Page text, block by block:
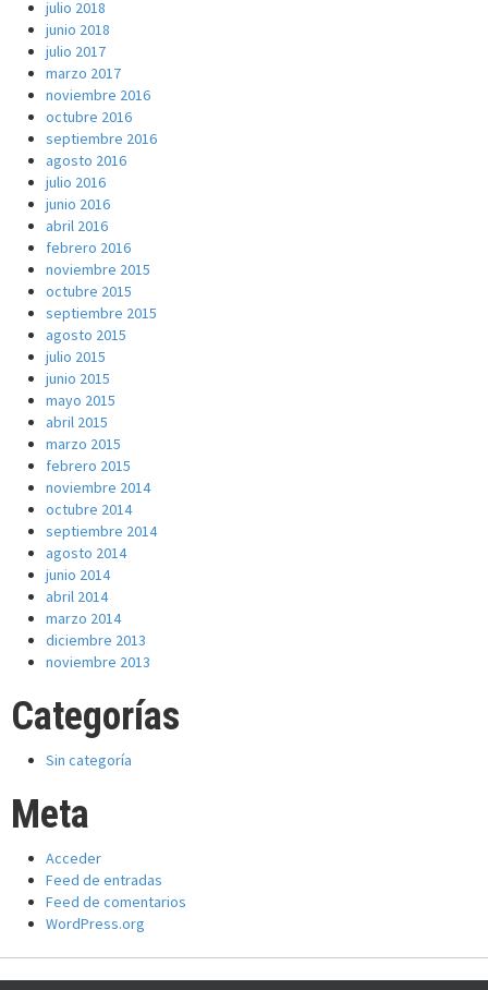
julio 2018
junio 2018
julio 2017
marzo 2017
noviembre 2016
octubre 2016
septiembre 2016
agosto 2016
julio 2016
junio 2016
abril 2016
febrero 2016
noviembre 2015
octubre 2015
septiembre 2015
agosto 2015
julio 2015
junio 2015
mayo 2015
abril 2015
marzo 2015
febrero 2015
noviembre 2014
octubre 2014
septiembre 2014
agosto 2014
junio 2014
abril 2014
marzo 2014
diciembre 2013
noviembre 2013
Categorías
Sin categoría
Meta
Acceder
Feed de entradas
Feed de comentarios
WordPress.org